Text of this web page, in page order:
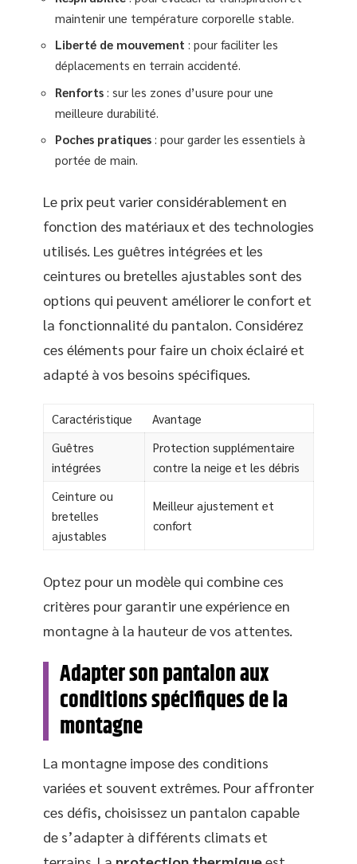
maintenir une température corporelle stable.
Liberté de mouvement : pour faciliter les
déplacements en terrain accidenté.
Renforts : sur les zones d’usure pour une
meilleure durabilité.
Poches pratiques : pour garder les essentiels à
portée de main.
Le prix peut varier considérablement en
fonction des matériaux et des technologies
utilisés. Les guêtres intégrées et les
ceintures ou bretelles ajustables sont des
options qui peuvent améliorer le confort et
la fonctionnalité du pantalon. Considérez
ces éléments pour faire un choix éclairé et
adapté à vos besoins spécifiques.
Caractéristique
Avantage
Guêtres
intégrées
Protection supplémentaire
contre la neige et les débris
Ceinture ou
bretelles
ajustables
Meilleur ajustement et
confort
Optez pour un modèle qui combine ces
critères pour garantir une expérience en
montagne à la hauteur de vos attentes.
Adapter son pantalon aux
conditions spécifiques de la
montagne
La montagne impose des conditions
variées et souvent extrêmes. Pour affronter
ces défis, choisissez un pantalon capable
de s’adapter à différents climats et